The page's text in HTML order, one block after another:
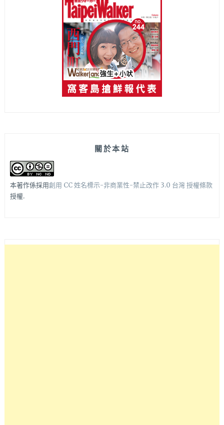
關於本站
本著作係採用創用 CC 姓名標示-非商業性-禁止改作 3.0 台灣 授權條款
授權.